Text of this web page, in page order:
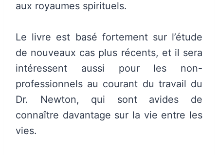
aux royaumes spirituels.
Le livre est basé fortement sur l’étude
de nouveaux cas plus récents, et il sera
intéressent aussi pour les non-
professionnels au courant du travail du
Dr. Newton, qui sont avides de
connaître davantage sur la vie entre les
vies.